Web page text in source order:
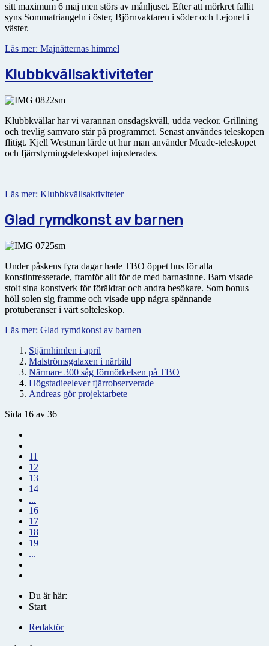
sitt maximum 6 maj men störs av månljuset. Efter att mörkret fallit
syns Sommatriangeln i öster, Björnvaktaren i söder och Lejonet i
väster.
Läs mer: Majnätternas himmel
Klubbkvällsaktiviteter
Klubbkvällar har vi varannan onsdagskväll, udda veckor. Grillning
och trevlig samvaro står på programmet. Senast användes teleskopen
flitigt. Kjell Westman lärde ut hur man använder Meade-teleskopet
och fjärrstyrningsteleskopet injusterades.
Läs mer: Klubbkvällsaktiviteter
Glad rymdkonst av barnen
Under påskens fyra dagar hade TBO öppet hus för alla
konstintresserade, framför allt för de med barnasinne. Barn visade
stolt sina konstverk för föräldrar och andra besökare. Som bonus
höll solen sig framme och visade upp några spännande
protuberanser i vårt solteleskop.
Läs mer: Glad rymdkonst av barnen
Stjärnhimlen i april
Malströmsgalaxen i närbild
Närmare 300 såg förmörkelsen på TBO
Högstadieelever fjärrobserverade
Andreas gör projektarbete
Sida 16 av 36
11
12
13
14
...
16
17
18
19
...
Du är här:
Start
Redaktör